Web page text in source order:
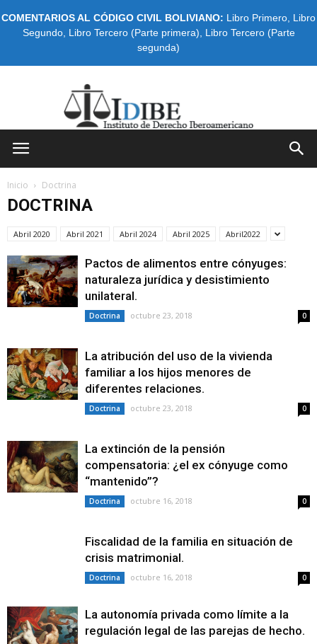
COMENTARIOS AL CÓDIGO CIVIL BOLIVIANO: Libro Primero Libro
Segundo, Libro Tercero (Parte primera)
Libro Tercero (Parte
segunda)
Inicio Doctrina
DOCTRINA
Abril 2020 Abril 2021 Abril 2024 Abril 2025 Abril2022
Pactos de alimentos entre cónyuges:
naturaleza jurídica y desistimiento
unilateral.
Doctrina octubre 23, 2018 0
La atribución del uso de la vivienda
familiar a los hijos menores de
diferentes relaciones.
Doctrina octubre 23, 2018 0
La extinción de la pensión
compensatoria: ¿el ex cónyuge como
“mantenido”?
Doctrina octubre 16, 2018 0
Fiscalidad de la familia en situación de
crisis matrimonial.
Doctrina octubre 16, 2018 0
La autonomía privada como límite a la
regulación legal de las parejas de hecho.